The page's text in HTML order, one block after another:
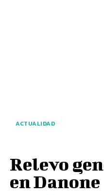
ACTUALIDAD
Relevo
en Danone